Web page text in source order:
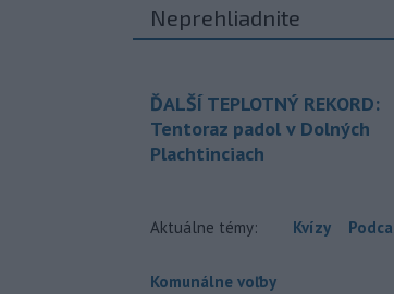
Neprehliadnite
ĎALŠÍ TEPLOTNÝ REKORD:
Tentoraz padol v Dolných
Plachtinciach
Aktuálne témy: Kvízy
Komunálne voľby